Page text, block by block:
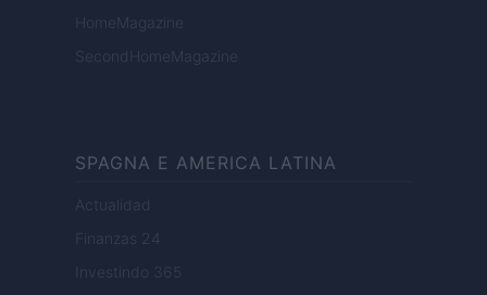
HomeMagazine
SecondHomeMagazine
SPAGNA E AMERICA LATINA
Actualidad
Finanzas 24
Investindo 365